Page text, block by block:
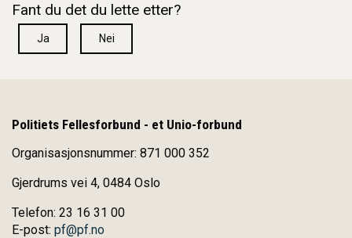
Fant du det du lette etter?
Ja Nei
Politiets Fellesforbund - et Unio-forbund
Organisasjonsnummer: 871 000 352
Gjerdrums vei 4, 0484 Oslo
Telefon: 23 16 31 00
E-post: pf@pf.no